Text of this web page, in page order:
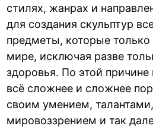
стилях, жанрах и
для создания скульптур
предметы, которые
мире, исключая разве
здоровья. По этой
всё сложнее и сложнее
своим умением,
мировоззрением и так